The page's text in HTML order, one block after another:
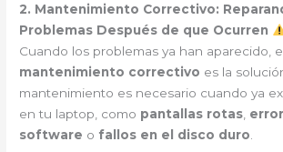
2. Mantenimiento Correctivo:
Problemas Después de que Ocurren
Cuando los problemas ya han aparecido,
mantenimiento correctivo es la
mantenimiento es necesario cuando ya
en tu laptop, como pantallas rotas
software o fallos en el disco duro